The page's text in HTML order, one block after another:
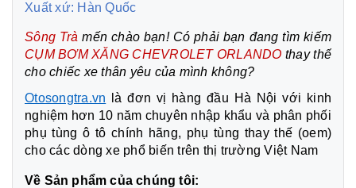
Xuất xứ: Hàn Quốc
Sông Tràmến chào bạn! Có phải bạn đang tìm kiếm
CỤM BƠM XĂNG CHEVROLET ORLANDO thay thế
cho chiếc xe thân yêu của mình không?
Otosongtra.vn
là đơn vị hàng đầu Hà Nội với kinh
nghiệm hơn 10 năm chuyên nhập khẩu và phân phối
phụ tùng ô tô chính hãng, phụ tùng thay thế (oem)
cho các dòng xe phổ biến trên thị trường Việt Nam
Về Sản phẩm của chúng tôi: